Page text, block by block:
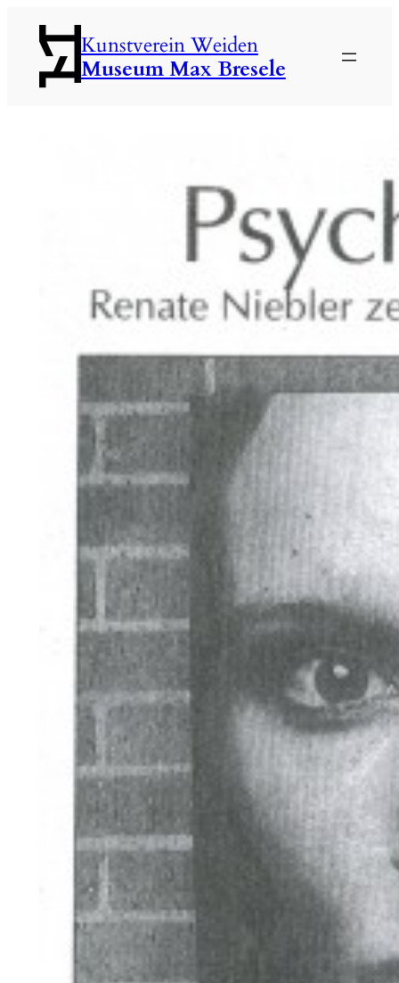
Inhalt
springen
Kunstverein Weiden
Museum Max Bresele